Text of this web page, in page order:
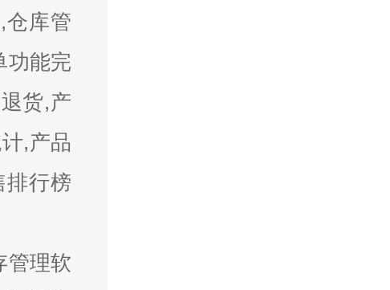
库管
功能完
货,产
,产品
排行榜
管理软